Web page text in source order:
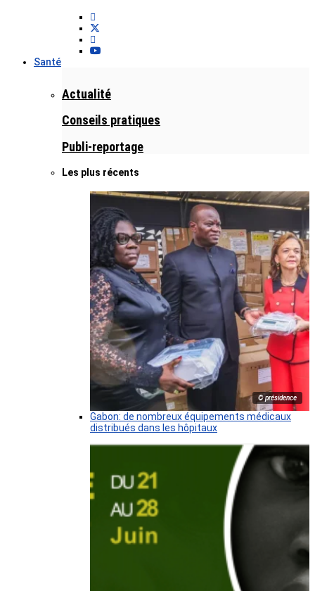
Santé
Actualité
Conseils pratiques
Publi-reportage
Les plus récents
© présidence
Gabon: de nombreux équipements médicaux
distribués dans les hôpitaux